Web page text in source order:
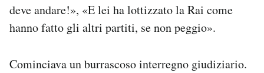
deve andare!», «E lei ha lottizzato la Rai come
hanno fatto gli altri partiti, se non peggio».
Cominciava un burrascoso interregno giudiziario.